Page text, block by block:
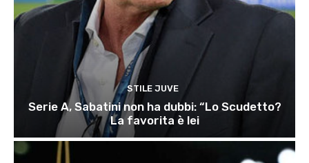
STILE JUVE
Serie A, Sabatini non ha dubbi: “Lo Scudetto?
La favorita è lei